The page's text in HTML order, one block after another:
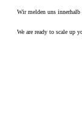
Wir melden uns innerhalb
We are ready to scale up